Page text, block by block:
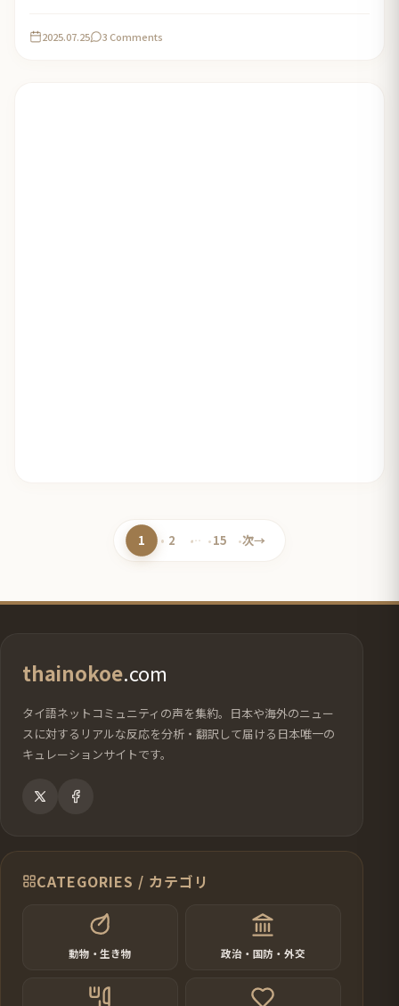
2025.07.25 3 Comments
ペ
1
ペ
2 …
ペ
15 次→
thainokoe.com
タイ語ネットコミュニティの声を集約。日本や海外のニュー
スに対するリアルな反応を分析・翻訳して届ける日本唯一の
キュレーションサイトです。
CATEGORIES / カテゴリ
動物・生き物 政治・国防・外交